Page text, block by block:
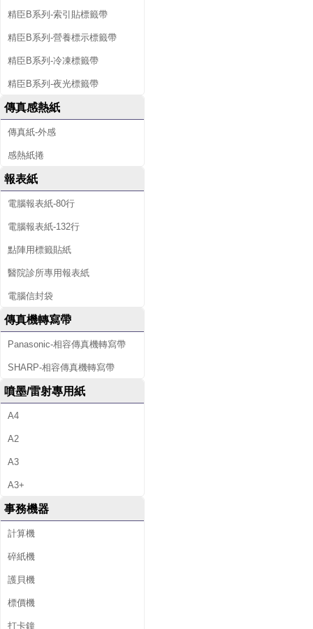
精臣B系列-索引貼標籤帶
精臣B系列-營養標示標籤帶
精臣B系列-冷凍標籤帶
精臣B系列-夜光標籤帶
傳真感熱紙
傳真紙-外感
感熱紙捲
報表紙
電腦報表紙-80行
電腦報表紙-132行
點陣用標籤貼紙
醫院診所專用報表紙
電腦信封袋
傳真機轉寫帶
Panasonic-相容傳真機轉寫帶
SHARP-相容傳真機轉寫帶
噴墨/雷射專用紙
A4
A2
A3
A3+
事務機器
計算機
碎紙機
護貝機
標價機
打卡鐘